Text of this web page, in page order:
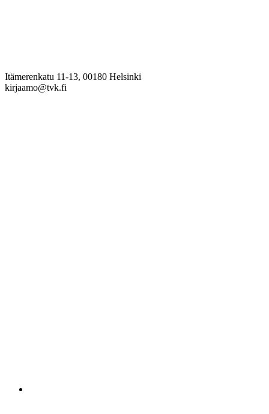
Itämerenkatu 11-13, 00180 Helsinki
kirjaamo@tvk.fi